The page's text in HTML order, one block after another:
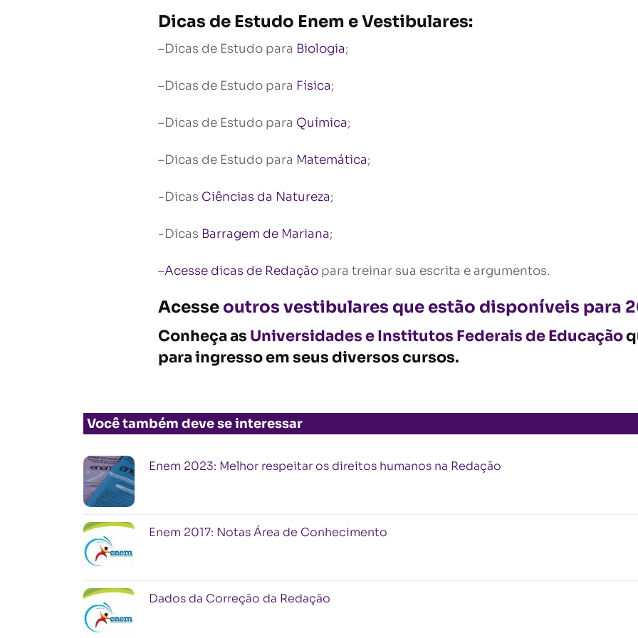
Dicas de Estudo Enem e Vestibulares:
–Dicas de Estudo para Biologia;
–Dicas de Estudo para Física;
–Dicas de Estudo para Química;
–Dicas de Estudo para Matemática;
-Dicas Ciências da Natureza;
-Dicas Barragem de Mariana;
–Acesse dicas de Redação para treinar sua escrita e argumentos.
Acesseoutros vestibulares que estão disponíveis para
Conheça as Universidades e Institutos Federais de Educação
para ingresso em seus diversos cursos.
Você também deve se interessar
Enem 2023: Melhor respeitar os direitos humanos na Redação
Enem 2017: Notas Área de Conhecimento
Dados da Correção da Redação